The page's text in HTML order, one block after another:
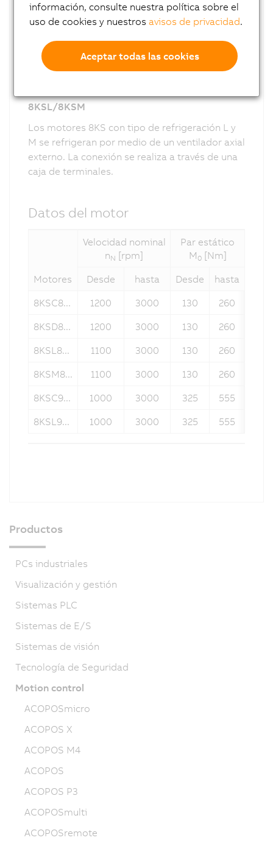
8KSL/8KSM
Los motores 8KS con tipo de refrigeración L y
M se refrigeran por medio de un ventilador axial
externo. La conexión se realiza a través de una
caja de terminales.
Datos del motor
Motores
Velocidad nominal
nN [rpm]
Par estático
M 0[Nm]
Desde hasta Desde
hasta
8KSC8...
1200 3000 130
260
8KSD8...
1200 3000 130
260
8KSL8...
1100 3000 130
260
8KSM8...
1100 3000 130
260
8KSC9...
1000 3000 325
555
8KSL9...
1000 3000 325 555
Productos
PCs industriales
Visualización y gestión
Sistemas PLC
Sistemas de E/S
Sistemas de visión
Tecnología de Seguridad
Motion control
ACOPOSmicro
ACOPOS X
ACOPOS M4
ACOPOS
ACOPOS P3
ACOPOSmulti
ACOPOSremote
información, consulte nuestra política sobre el
uso de cookies y nuestrosavisos de privacidad.
Aceptar todas las cookies